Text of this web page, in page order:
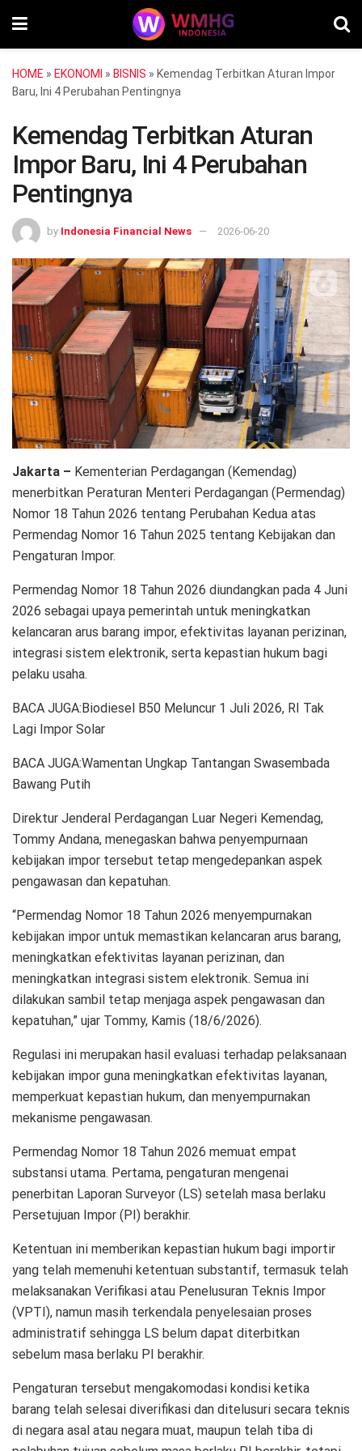
HOME » EKONOMI » BISNIS » Kemendag Terbitkan Aturan Impor
Baru, Ini 4 Perubahan Pentingnya
Kemendag Terbitkan Aturan
Impor Baru, Ini 4 Perubahan
Pentingnya
by Indonesia Financial News 2026-06-20
Jakarta – Kementerian Perdagangan (Kemendag)
menerbitkan Peraturan Menteri Perdagangan (Permendag)
Nomor 18 Tahun 2026 tentang Perubahan Kedua atas
Permendag Nomor 16 Tahun 2025 tentang Kebijakan dan
Pengaturan Impor.
Permendag Nomor 18 Tahun 2026 diundangkan pada 4 Juni
2026 sebagai upaya pemerintah untuk meningkatkan
kelancaran arus barang impor, efektivitas layanan perizinan,
integrasi sistem elektronik, serta kepastian hukum bagi
pelaku usaha.
BACA JUGA:Biodiesel B50 Meluncur 1 Juli 2026, RI Tak
Lagi Impor Solar
BACA JUGA:Wamentan Ungkap Tantangan Swasembada
Bawang Putih
Direktur Jenderal Perdagangan Luar Negeri Kemendag,
Tommy Andana, menegaskan bahwa penyempurnaan
kebijakan impor tersebut tetap mengedepankan aspek
pengawasan dan kepatuhan.
“Permendag Nomor 18 Tahun 2026 menyempurnakan
kebijakan impor untuk memastikan kelancaran arus barang,
meningkatkan efektivitas layanan perizinan, dan
meningkatkan integrasi sistem elektronik. Semua ini
dilakukan sambil tetap menjaga aspek pengawasan dan
kepatuhan,” ujar Tommy, Kamis (18/6/2026).
Regulasi ini merupakan hasil evaluasi terhadap pelaksanaan
kebijakan impor guna meningkatkan efektivitas layanan,
memperkuat kepastian hukum, dan menyempurnakan
mekanisme pengawasan.
Permendag Nomor 18 Tahun 2026 memuat empat
substansi utama. Pertama, pengaturan mengenai
penerbitan Laporan Surveyor (LS) setelah masa berlaku
Persetujuan Impor (PI) berakhir.
Ketentuan ini memberikan kepastian hukum bagi importir
yang telah memenuhi ketentuan substantif, termasuk telah
melaksanakan Verifikasi atau Penelusuran Teknis Impor
(VPTI), namun masih terkendala penyelesaian proses
administratif sehingga LS belum dapat diterbitkan
sebelum masa berlaku PI berakhir.
Pengaturan tersebut mengakomodasi kondisi ketika
barang telah selesai diverifikasi dan ditelusuri secara teknis
di negara asal atau negara muat, maupun telah tiba di